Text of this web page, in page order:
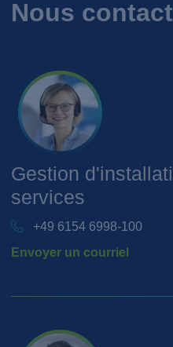
Nous
Gestion
services
+49 6154 6998-100
Envoyer un courriel